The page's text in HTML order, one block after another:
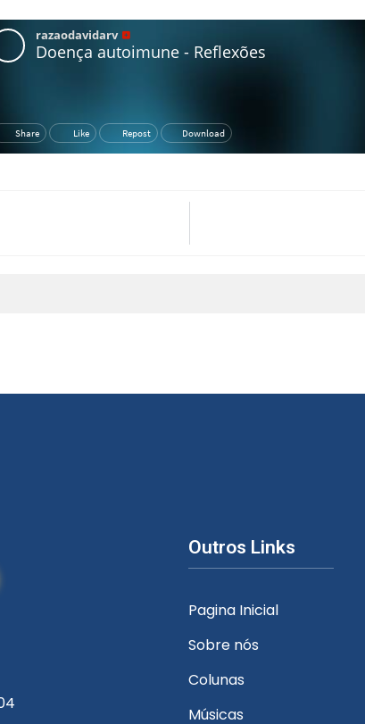
Outros Links
Pagina Inicial
Sobre nós
Colunas
Músicas